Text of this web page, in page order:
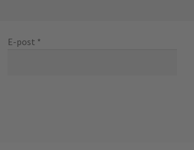
E-post *